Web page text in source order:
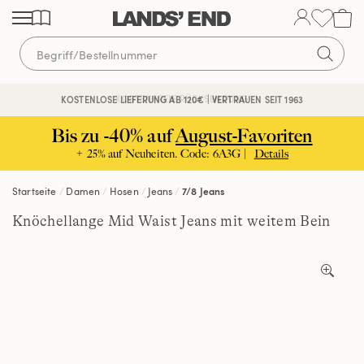
Direkt
zum
Inhalt
Direkt
zur
Navigation
Direkt
zur
Suche
KOSTENLOSE LIEFERUNG AB 120€ | VERTRAUEN SEIT 1963
KOSTENFREIE RÜCKSENDUNG
Bis zu -40% aufAugust-Favoriten
+ 25% auf Neuheiten. Code: 6A3G | Details
Startseite Damen Hosen Jeans 7/8 Jeans
Knöchellange Mid Waist Jeans mit weitem Bein